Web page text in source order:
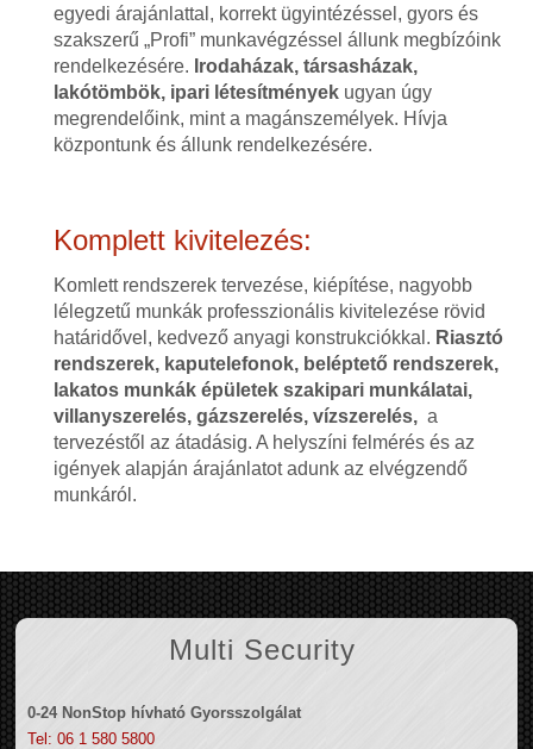
egyedi árajánlattal, korrekt ügyintézéssel, gyors és
szakszerű „Profi” munkavégzéssel állunk megbízóink
rendelkezésére. Irodaházak, társasházak,
lakótömbök, ipari létesítményekugyan úgy
megrendelőink, mint a magánszemélyek. Hívja
központunk és állunk rendelkezésére.
Komplett kivitelezés:
Komlett rendszerek tervezése, kiépítése, nagyobb
lélegzetű munkák professzionális kivitelezése rövid
határidővel, kedvező anyagi konstrukciókkal. Riasztó
rendszerek, kaputelefonok, beléptető rendszerek,
lakatos munkák épületek szakipari munkálatai,
villanyszerelés, gázszerelés, vízszerelés,a
tervezéstől az átadásig. A helyszíni felmérés és az
igények alapján árajánlatot adunk az elvégzendő
munkáról.
Multi Security
0-24 NonStop hívható Gyorsszolgálat
Tel: 06 1 580 5800